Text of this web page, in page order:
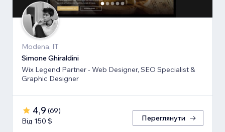
Modena, IT
Simone Ghiraldini
Wix Legend Partner - Web Designer, SEO Specialist &
Graphic Designer
4,9 (69)
Від 150 $
Переглянути